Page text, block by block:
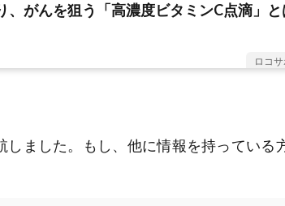
、がんを狙う「高濃度ビタミンC点滴」と
ロコ
ました。もし、他に情報を持っている